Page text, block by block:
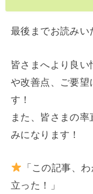
最後までお読みい
皆さまへより良
や改善点、ご要望
す！
また、皆さまの
みになります！
「この記事、
立った！」